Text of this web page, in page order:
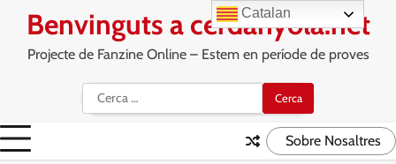
content
Benvinguts a cerdanyola.net
Projecte de Fanzine Online – Estem en període de proves
Cerca:
Sobre Nosaltres
Catalan